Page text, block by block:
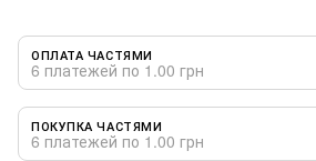
ОПЛАТА ЧАСТЯМИ
6 платежей по 1.00 грн
ПОКУПКА ЧАСТЯМИ
6 платежей по 1.00 грн